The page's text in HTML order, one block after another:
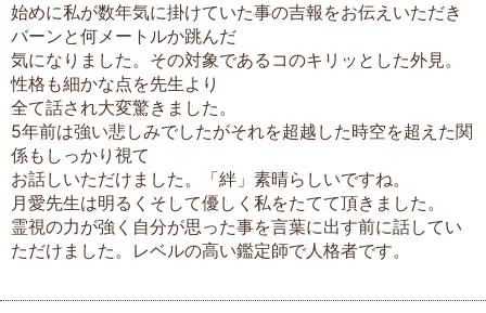
始めに私が数年気に掛けていた事の吉報をお伝えいただき
バーンと何メートルか跳んだ
気になりました。その対象であるコのキリッとした外見。
性格も細かな点を先生より
全て話され大変驚きました。
5年前は強い悲しみでしたがそれを超越した時空を超えた関
係もしっかり視て
お話しいただけました。「絆」素晴らしいですね。
月愛先生は明るくそして優しく私をたてて頂きました。
霊視の力が強く自分が思った事を言葉に出す前に話してい
ただけました。レベルの高い鑑定師で人格者です。